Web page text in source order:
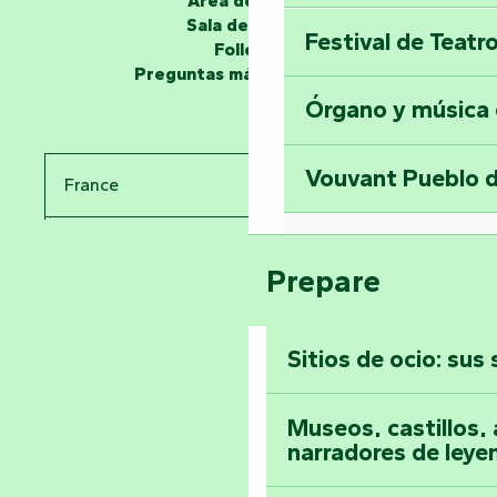
Desvela los
Suba a lo alto de
Festival de
Órgano y
Vouvant Pueblo
Toda la agenda
Prepare
Sitios de ocio: sus
Museos, castillos,
narradores de
Sala de prensa
Folletos
Preguntas más frecuentes
France